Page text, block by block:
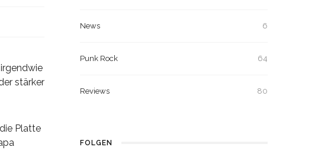
stärker
Platte
News 6
Punk Rock 64
Reviews 80
FOLGEN